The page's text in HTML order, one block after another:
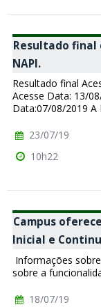
Resultado final
NAPI.
Resultado final
Acesse Data: 13/
Data:07/08/2019 A
23/07/19
10h22
Campus
Inicial e
Informações
sobre a
18/07/19